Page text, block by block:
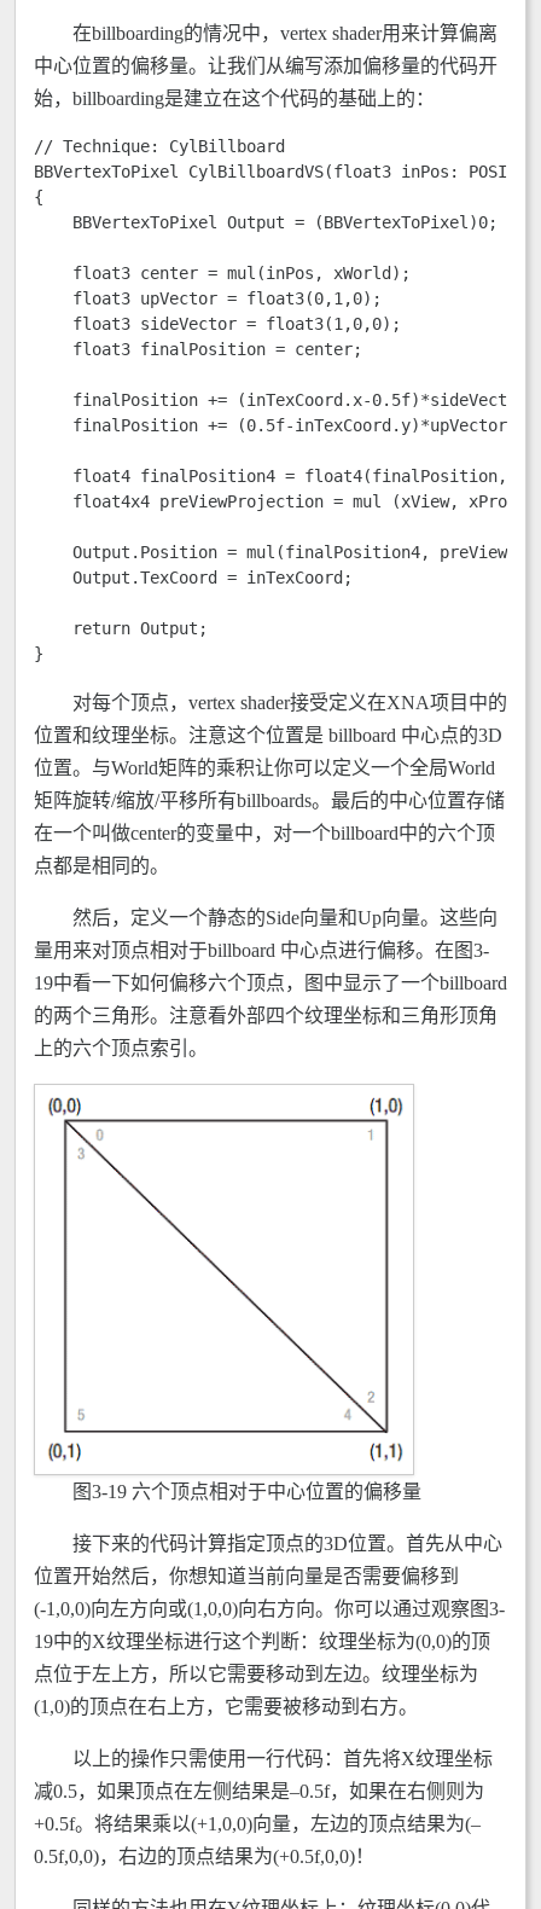
在billboarding的情况中，vertex shader用来计算偏离
中心位置的偏移量。让我们从编写添加偏移量的代码开
始，billboarding是建立在这个代码的基础上的：
// Technique: CylBillboard
BBVertexToPixel CylBillboardVS(float3 inPos:
{
    BBVertexToPixel Output = (BBVertexToPixel)0;
    float3 center = mul(inPos, xWorld);
    float3 upVector = float3(0,1,0);
    float3 sideVector = float3(1,0,0);
    float3 finalPosition = center;
finalPosition += (inTexCoord.x-
    finalPosition += (0.5f-inTexCoord.y)*upVector;
float4 finalPosition4 = float4(finalPosition,
float4x4 preViewProjection = mul (xView,
Output.Position = mul(finalPosition4,
    Output.TexCoord = inTexCoord;
    return Output;
}
对每个顶点，vertex shader接受定义在XNA项目中的
位置和纹理坐标。注意这个位置是 billboard 中心点的3D
位置。与World矩阵的乘积让你可以定义一个全局World
矩阵旋转/缩放/平移所有billboards。最后的中心位置存储
在一个叫做center的变量中，对一个billboard中的六个顶
点都是相同的。
然后，定义一个静态的Side向量和Up向量。这些向
量用来对顶点相对于billboard 中心点进行偏移。在图3-
19中看一下如何偏移六个顶点，图中显示了一个billboard
的两个三角形。注意看外部四个纹理坐标和三角形顶角
上的六个顶点索引。
图3-19 六个顶点相对于中心位置的偏移量
接下来的代码计算指定顶点的3D位置。首先从中心
位置开始然后，你想知道当前向量是否需要偏移到
(-1,0,0)向左方向或(1,0,0)向右方向。你可以通过观察图3-
19中的X纹理坐标进行这个判断：纹理坐标为(0,0)的顶
点位于左上方，所以它需要移动到左边。纹理坐标为
(1,0)的顶点在右上方，它需要被移动到右方。
以上的操作只需使用一行代码：首先将X纹理坐标
减0.5，如果顶点在左侧结果是–0.5f，如果在右侧则为
+0.5f。将结果乘以(+1,0,0)向量，左边的顶点结果为(–
0.5f,0,0)，右边的顶点结果为(+0.5f,0,0)！